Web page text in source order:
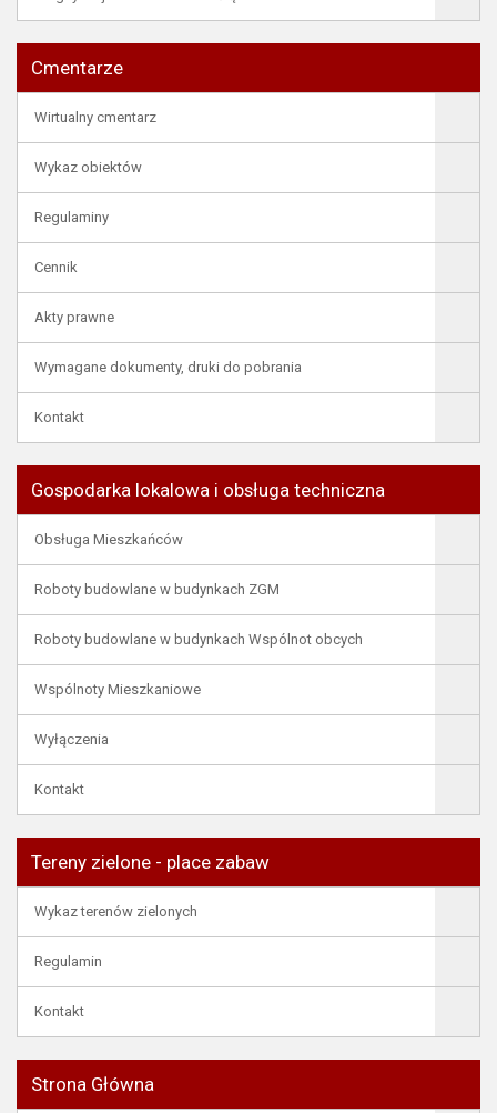
Cmentarze
Wirtualny cmentarz
Wykaz obiektów
Regulaminy
Cennik
Akty prawne
Wymagane dokumenty, druki do pobrania
Kontakt
Gospodarka lokalowa i obsługa techniczna
Obsługa Mieszkańców
Roboty budowlane w budynkach ZGM
Roboty budowlane w budynkach Wspólnot obcych
Wspólnoty Mieszkaniowe
Wyłączenia
Kontakt
Tereny zielone - place zabaw
Wykaz terenów zielonych
Regulamin
Kontakt
Strona Główna